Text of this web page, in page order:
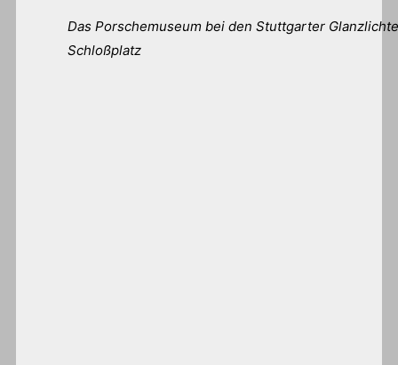
Das Porschemuseum bei den Stuttgarter
Schloßplatz